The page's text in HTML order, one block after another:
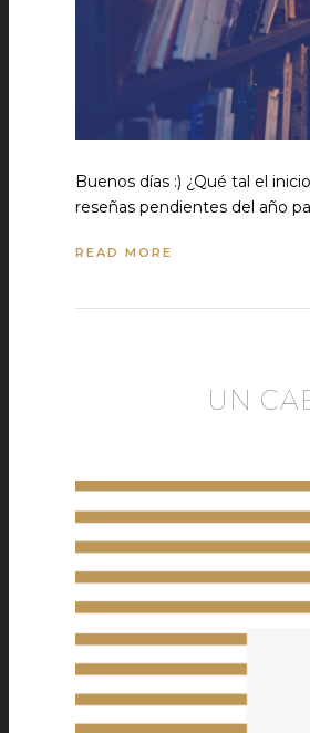
Buenos días :) ¿Qué tal el
reseñas pendientes del año
READ MORE
UN